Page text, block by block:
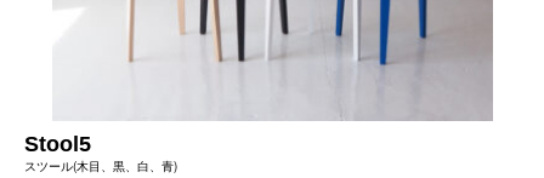
Stool5
スツール(木目、黒、白、青)